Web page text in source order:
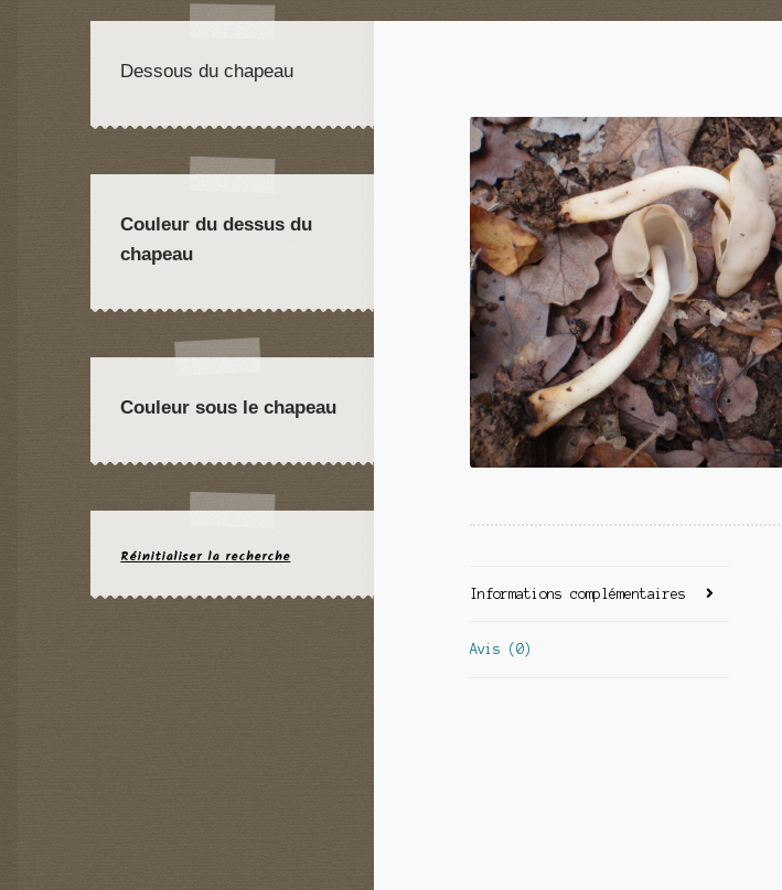
Informations complémentaires
Avis (0)
Dessous du chapeau
Couleur du dessus du
chapeau
Couleur sous le chapeau
Réinitialiser la recherche